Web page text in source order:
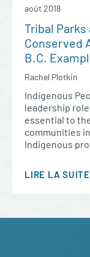
août 2018
Tribal
Conserved
B.C.
Rachel Plotkin
Indigenous
leadership
essential to
communities
Indigenous
LIRE LA SUITE